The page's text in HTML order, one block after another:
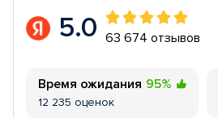
5.0 63 674 отзывов
Время ожидания 95%
12 235 оценок